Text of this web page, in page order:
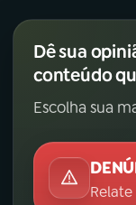
Dê sua
conteúdo
Escolha sua